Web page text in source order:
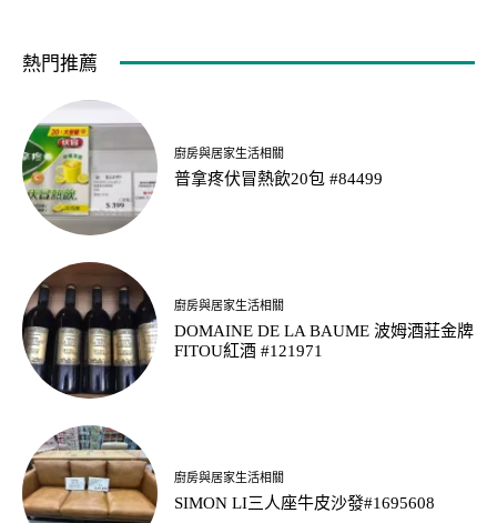
熱門推薦
廚房與居家生活相關
普拿疼伏冒熱飲20包 #84499
廚房與居家生活相關
DOMAINE DE LA BAUME 波姆酒莊金牌
FITOU紅酒 #121971
廚房與居家生活相關
SIMON LI三人座牛皮沙發#1695608